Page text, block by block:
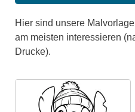
Hier sind unsere
am meisten interessieren
Drucke).